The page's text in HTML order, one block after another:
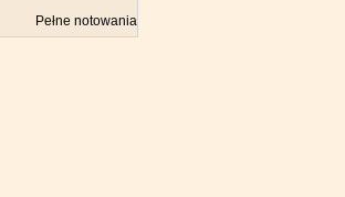
Pełne notowania